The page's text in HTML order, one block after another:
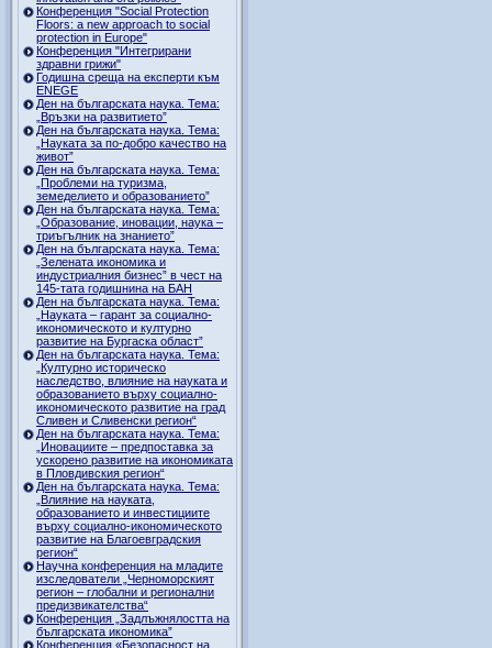
Конференция "Social Protection
Floors: a new approach to social
protection in Europe"
Конференция "Интегрирани
здравни грижи"
Годишна среща на експерти към
ENEGE
Ден на българската наука. Тема:
„Връзки на развитието”
Ден на българската наука. Тема:
„Науката за по-добро качество на
живот”
Ден на българската наука. Тема:
„Проблеми на туризма,
земеделието и образованието”
Ден на българската наука. Тема:
„Образование, иновации, наука –
триъгълник на знанието”
Ден на българската наука. Тема:
„Зелената икономика и
индустриалния бизнес” в чест на
145-тата годишнина на БАН
Ден на българската наука. Тема:
„Науката – гарант за социално-
икономическото и културно
развитие на Бургаска област”
Ден на българската наука. Тема:
„Културно историческо
наследство, влияние на науката и
образованието върху социално-
икономическото развитие на град
Сливен и Сливенски регион“
Ден на българската наука. Тема:
„Иновациите – предпоставка за
ускорено развитие на икономиката
в Пловдивския регион“
Ден на българската наука. Тема:
„Влияние на науката,
образованието и инвестициите
върху социално-икономическото
развитие на Благоевградския
регион“
Научна конференция на младите
изследователи „Черноморският
регион – глобални и регионални
предизвикателства“
Конференция „Задлъжнялостта на
българската икономика”
Конференция «Безопасност на